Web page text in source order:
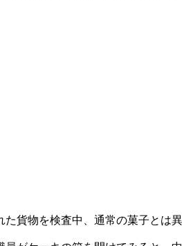
貨物を検査中、通常の菓子とは